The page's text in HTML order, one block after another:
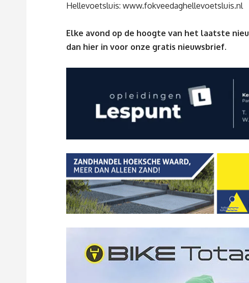
Hellevoetsluis: www.fokveedaghellevoetsluis.nl
Elke avond op de hoogte van het laatste
dan hier in voor onze gratis nieuwsbrief.